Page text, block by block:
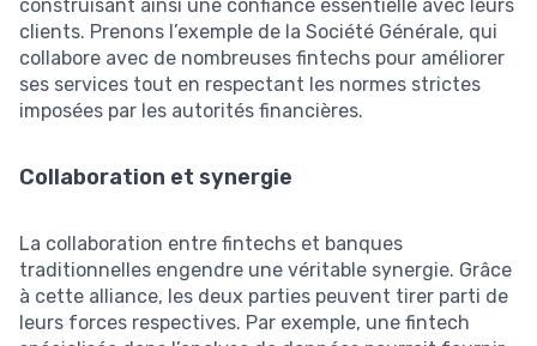
construisant ainsi une confiance essentielle avec leurs
clients. Prenons l’exemple de la Société Générale, qui
collabore avec de nombreuses fintechs pour améliorer
ses services tout en respectant les normes strictes
imposées par les autorités financières.
Collaboration et synergie
La collaboration entre fintechs et banques
traditionnelles engendre une véritable synergie. Grâce
à cette alliance, les deux parties peuvent tirer parti de
leurs forces respectives. Par exemple, une fintech